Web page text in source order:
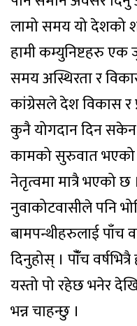
लामो समय यो देशको
हामी कम्युनिष्टहरु
समय अस्थिरता र
कांग्रेसले देश विकास र
कुनै योगदान दिन
कामको सुरुवात भएको
नेतृत्वमा मात्रै भएको
नुवाकोटवासीले पनि
बामपन्थीहरुलाई पाँच
दिनुहोस् । पाँँच
यस्तो पो रहेछ भनेर
भन्न चाहन्छु ।